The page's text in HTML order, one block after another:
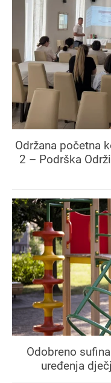
Održana početna
2 – Podrška
Odobreno
uređenja